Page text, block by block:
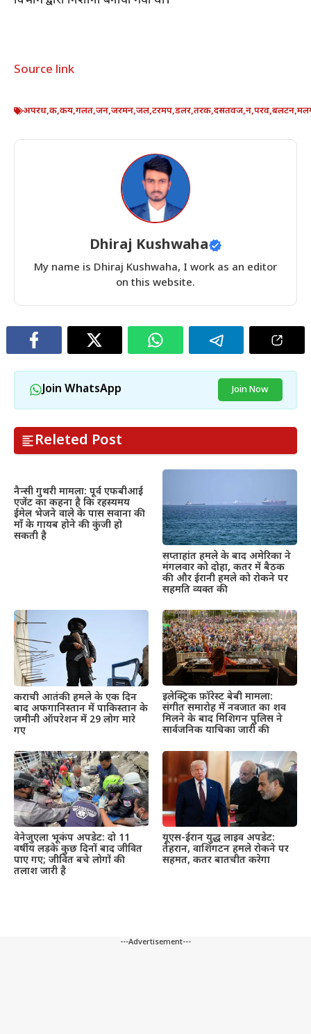
Source link
अपरध,क,कय,गलत,जन,जरमन,जल,टरमप,डलर,तरक,दसतवज,न,परव,बलटन,
Dhiraj Kushwaha
My name is Dhiraj Kushwaha, I work as an editor
on this website.
Join WhatsApp Join Now
Releted Post
नैन्सी गुथरी मामला: पूर्व एफबीआई
एजेंट का कहना है कि रहस्यमय
ईमेल भेजने वाले के पास सवाना की
माँ के गायब होने की कुंजी हो
सकती है
सप्ताहांत हमले के बाद अमेरिका ने
मंगलवार को दोहा, कतर में बैठक
की और ईरानी हमले को रोकने पर
सहमति व्यक्त की
कराची आतंकी हमले के एक दिन
बाद अफगानिस्तान में पाकिस्तान के
जमीनी ऑपरेशन में 29 लोग मारे
गए
इलेक्ट्रिक फ़ॉरेस्ट बेबी मामला:
संगीत समारोह में नवजात का शव
मिलने के बाद मिशिगन पुलिस ने
सार्वजनिक याचिका जारी की
वेनेजुएला भूकंप अपडेट: दो 11
वर्षीय लड़के कुछ दिनों बाद जीवित
पाए गए; जीवित बचे लोगों की
तलाश जारी है
यूएस-ईरान युद्ध लाइव अपडेट:
तेहरान, वाशिंगटन हमले रोकने पर
सहमत, कतर बातचीत करेगा
---Advertisement---